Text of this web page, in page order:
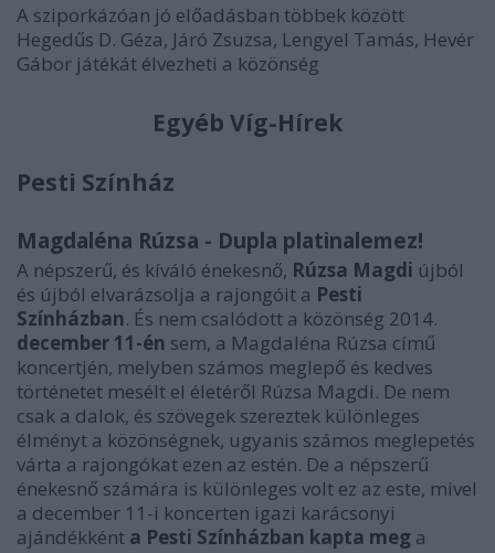
A sziporkázóan jó előadásban többek között
Hegedűs D. Géza, Járó Zsuzsa, Lengyel Tamás, Hevér
Gábor játékát élvezheti a közönség
Egyéb Víg-Hírek
Pesti Színház
Magdaléna Rúzsa - Dupla platinalemez!
A népszerű, és kíváló énekesnő, Rúzsa Magdi újból
és újból elvarázsolja a rajongóit a Pesti
Színházban. És nem csalódott a közönség 2014.
december 11-én sem, a Magdaléna Rúzsa című
koncertjén, melyben számos meglepő és kedves
történetet mesélt el életéről Rúzsa Magdi. De nem
csak a dalok, és szövegek szereztek különleges
élményt a közönségnek, ugyanis számos meglepetés
várta a rajongókat ezen az estén. De a népszerű
énekesnő számára is különleges volt ez az este, mivel
a december 11-i koncerten igazi karácsonyi
ajándékként a Pesti Színházban kapta meg a